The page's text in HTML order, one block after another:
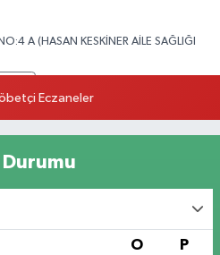
A (HASAN KESKİNER AİLE SAĞLIĞI
Eczaneler
Durumu
O P